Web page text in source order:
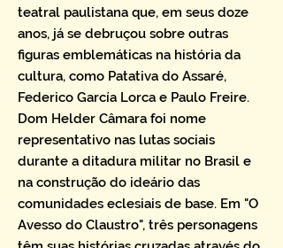
teatral paulistana que, em seus doze
anos, já se debruçou sobre outras
figuras emblemáticas na história da
cultura, como Patativa do Assaré,
Federico García Lorca e Paulo Freire.
Dom Helder Câmara foi nome
representativo nas lutas sociais
durante a ditadura militar no Brasil e
na construção do ideário das
comunidades eclesiais de base. Em "O
Avesso do Claustro", três personagens